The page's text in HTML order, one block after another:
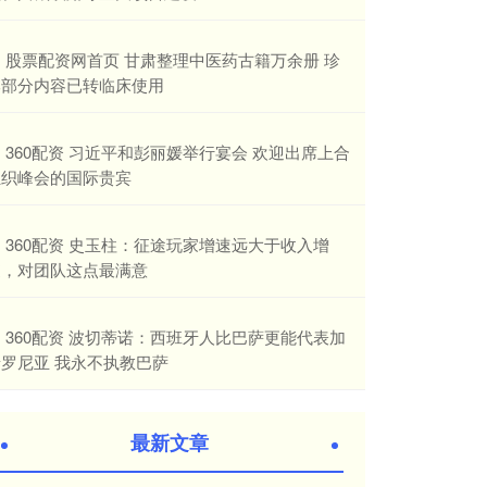
​股票配资网首页 甘肃整理中医药古籍万余册 珍
分内容已转临床使用
​360配资 习近平和彭丽媛举行宴会 欢迎出席上合
峰会的国际贵宾
​360配资 史玉柱：征途玩家增速远大于收入增
对团队这点最满意
​360配资 波切蒂诺：西班牙人比巴萨更能代表加
尼亚 我永不执教巴萨
最新文章